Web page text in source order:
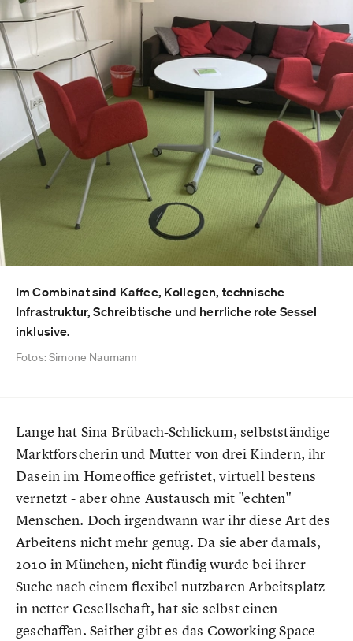
Im Combinat sind Kaffee, Kollegen, technische
Infrastruktur, Schreibtische und herrliche rote Sessel
inklusive.
Fotos: Simone Naumann
Lange hat Sina Brübach-Schlickum, selbstständige
Marktforscherin und Mutter von drei Kindern, ihr
Dasein im Homeoffice gefristet, virtuell bestens
vernetzt - aber ohne Austausch mit "echten"
Menschen. Doch irgendwann war ihr diese Art des
Arbeitens nicht mehr genug. Da sie aber damals,
2010 in München, nicht fündig wurde bei ihrer
Suche nach einem flexibel nutzbaren Arbeitsplatz
in netter Gesellschaft, hat sie selbst einen
geschaffen. Seither gibt es das Coworking Space